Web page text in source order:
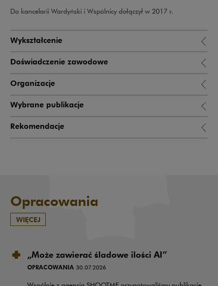
Do kancelarii Wardyński i Wspólnicy dołączył w 2017 r.
Wykształcenie
Doświadczenie zawodowe
Organizacje
Wybrane publikacje
Rekomendacje
Opracowania
WIĘCEJ
„Może zawierać śladowe ilości AI”
OPRACOWANIA 30.07.2026